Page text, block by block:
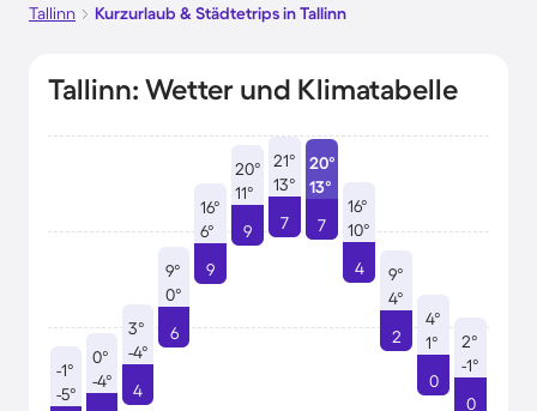
Tallinn
Kurzurlaub & Städtetrips in Tallinn
Tallinn: Wetter und Klimatabelle
-1°
-5°
0°
-4°
3°
-4°
4
9°
0°
6
16°
6°
9
20°
11°
9
21°
13°
7
20°
13°
7
16°
10°
4
9°
4°
2
4°
1°
0
2°
-1°
0